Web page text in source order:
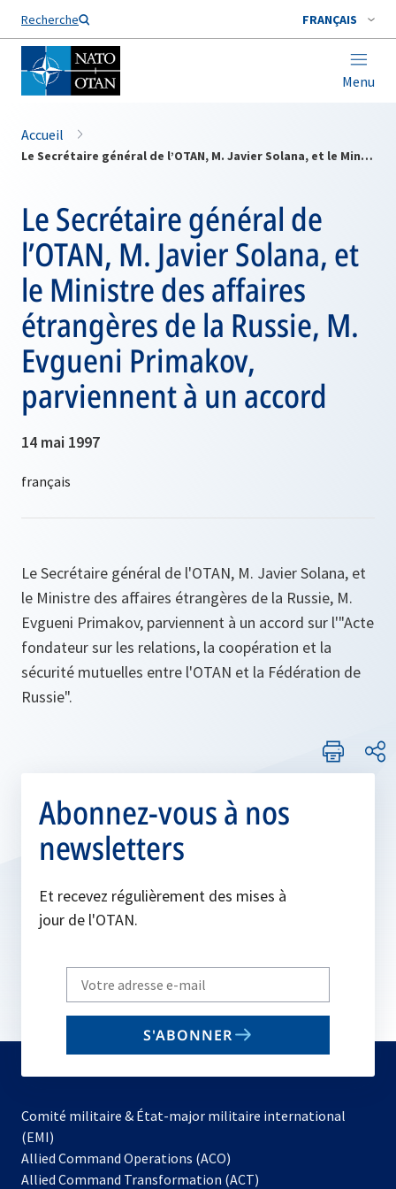
Recherche FRANÇAIS
Menu
Nom de famille*
Accueil
Le Secrétaire général de l’OTAN, M. Javier Solana, et le Ministre des affaires étrangères de la Russie, M. Evgueni Primakov, parviennent à un accord
Le Secrétaire général de
l’OTAN, M. Javier Solana, et
le Ministre des affaires
étrangères de la Russie, M.
Evgueni Primakov,
parviennent à un accord
14 mai 1997
Le Secrétaire général de l'OTAN, M. Javier Solana, et
le Ministre des affaires étrangères de la Russie, M.
Evgueni Primakov, parviennent à un accord sur l'"Acte
fondateur sur les relations, la coopération et la
sécurité mutuelles entre l'OTAN et la Fédération de
Russie".
Abonnez-vous à nos
newsletters
Et recevez régulièrement des mises à
jour de l'OTAN.
Write
your
email
S'ABONNER
Comité militaire & État-major militaire international
(EMI)
Allied Command Operations (ACO)
dans
Allied Command Transformation (ACT)